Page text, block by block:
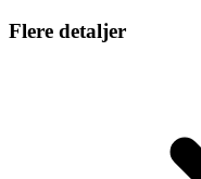
Flere detaljer